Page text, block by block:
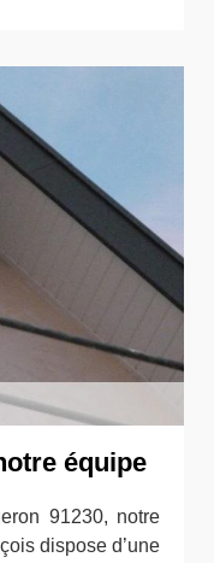
équipe
91230, notre
dispose d’une